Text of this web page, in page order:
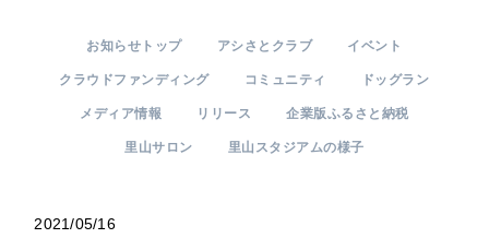
お知らせトップ アシさとクラブ イベント
クラウドファンディング コミュニティ ドッグラン
メディア情報 リリース 企業版ふるさと納税
里山サロン 里山スタジアムの様子
2021/05/16